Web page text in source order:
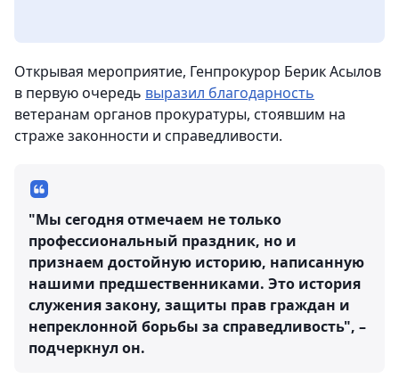
Открывая мероприятие, Генпрокурор Берик Асылов
в первую очередь выразил благодарность
ветеранам органов прокуратуры, стоявшим на
страже законности и справедливости.
"Мы сегодня отмечаем не только
профессиональный праздник, но и
признаем достойную историю, написанную
нашими предшественниками. Это история
служения закону, защиты прав граждан и
непреклонной борьбы за справедливость", –
подчеркнул он.